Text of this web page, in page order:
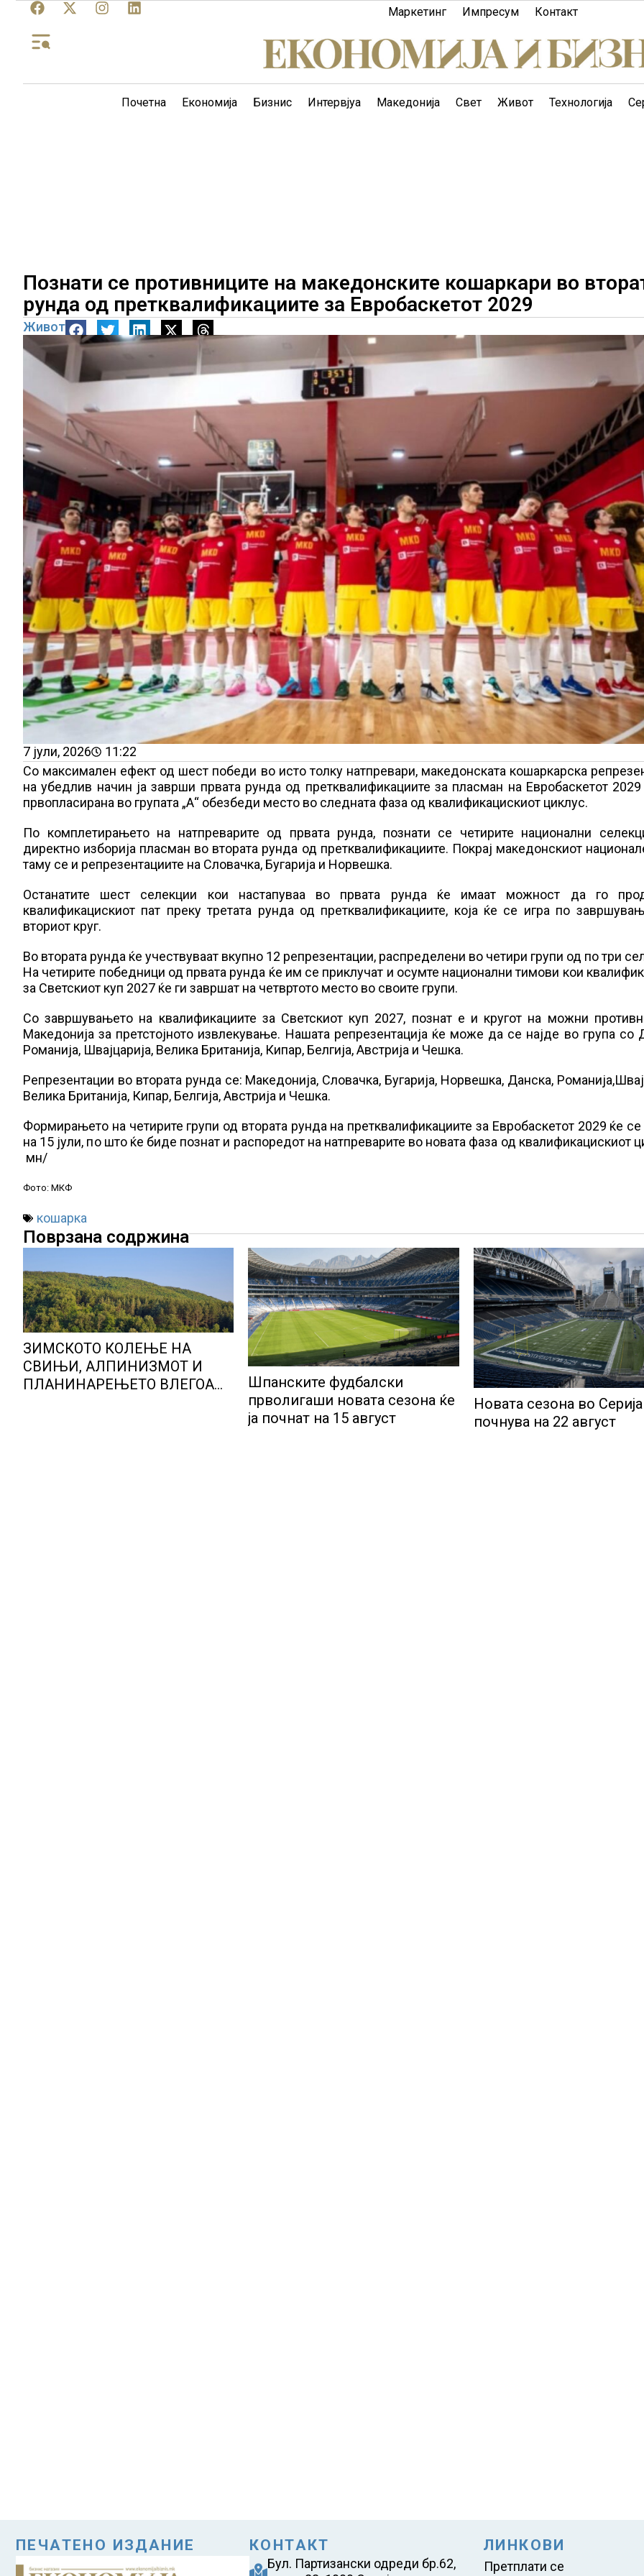
Маркетинг Импресум Контакт
Почетна Економија Бизнис Интервјуа Македонија Свет Живот Технологија
Познати се противниците на македонските кошаркари во
рунда од претквалификациите за Евробаскетот 2029
Живот
7 јули, 2026
11:22
Со максимален ефект од шест победи во исто толку натпревари, македонската кошаркарска
на убедлив начин ја заврши првата рунда од претквалификациите за пласман на Евробаскетот
првопласирана во групата „А“ обезбеди место во следната фаза од квалификацискиот циклус.
По комплетирањето на натпреварите од првата рунда, познати се четирите национални
директно изборија пласман во втората рунда од претквалификациите. Покрај македонскиот
таму се и репрезентациите на Словачка, Бугарија и Норвешка.
Останатите шест селекции кои настапуваа во првата рунда ќе имаат можност да го
квалификацискиот пат преку третата рунда од претквалификациите, која ќе се игра по
вториот круг.
Во втората рунда ќе учествуваат вкупно 12 репрезентации, распределени во четири групи од по три
На четирите победници од првата рунда ќе им се приклучат и осумте национални тимови кои
за Светскиот куп 2027 ќе ги завршат на четвртото место во своите групи.
Со завршувањето на квалификациите за Светскиот куп 2027, познат е и кругот на можни
Македонија за претстојното извлекување. Нашата репрезентација ќе може да се најде во група со
Романија, Швајцарија, Велика Британија, Кипар, Белгија, Австрија и Чешка.
Репрезентации во втората рунда се: Македонија, Словачка, Бугарија, Норвешка, Данска,
Велика Британија, Кипар, Белгија, Австрија и Чешка.
Формирањето на четирите групи од втората рунда на претквалификациите за Евробаскетот 2029 ќе
на 15 јули, по што ќе биде познат и распоредот на натпреварите во новата фаза од квалификацискиот
мн/
Фото: МКФ
кошарка
Поврзана содржина
ЗИМСКОТО КОЛЕЊЕ НА
СВИЊИ, АЛПИНИЗМОТ И
ПЛАНИНАРЕЊЕТО ВЛЕГОА
Шпанските фудбалски
прволигаши новата сезона ќе
ја почнат на 15 август
Новата сезона во
почнува на 22 август
ПЕЧАТЕНО ИЗДАНИЕ КОНТАКТ
Бул. Партизански одреди бр.62,
ЛИНКОВИ
Претплати се